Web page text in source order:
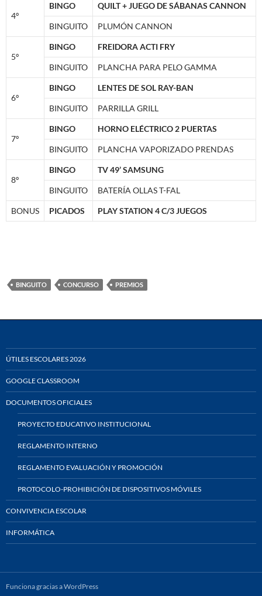
4º
BINGO QUILT + JUEGO DE SÁBANAS CANNON
BINGUITO PLUMÓN CANNON
5º
BINGO FREIDORA ACTI FRY
BINGUITO PLANCHA PARA PELO GAMMA
6º
BINGO LENTES DE SOL RAY-BAN
BINGUITO PARRILLA GRILL
7º
BINGO HORNO ELÉCTRICO 2 PUERTAS
BINGUITO PLANCHA VAPORIZADO PRENDAS
8º
BINGO TV 49’ SAMSUNG
BINGUITO BATERÍA OLLAS T-FAL
BONUS PICADOS PLAY STATION 4 C/3 JUEGOS
BINGUITO CONCURSO PREMIOS
ÚTILES ESCOLARES 2026
GOOGLE CLASSROOM
DOCUMENTOS OFICIALES
PROYECTO EDUCATIVO INSTITUCIONAL
REGLAMENTO INTERNO
REGLAMENTO EVALUACIÓN Y PROMOCIÓN
PROTOCOLO-PROHIBICIÓN DE DISPOSITIVOS MÓVILES
CONVIVENCIA ESCOLAR
INFORMÁTICA
Funciona gracias a WordPress